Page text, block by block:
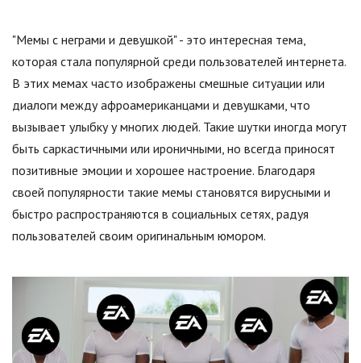
"Мемы с неграми и девушкой" - это интересная тема,
которая стала популярной среди пользователей интернета.
В этих мемах часто изображены смешные ситуации или
диалоги между афроамериканцами и девушками, что
вызывает улыбку у многих людей. Такие шутки иногда могут
быть саркастичными или ироничными, но всегда приносят
позитивные эмоции и хорошее настроение. Благодаря
своей популярности такие мемы становятся вирусными и
быстро распространяются в социальных сетях, радуя
пользователей своим оригинальным юмором.